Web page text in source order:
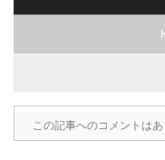
この記事へのコメントはあ